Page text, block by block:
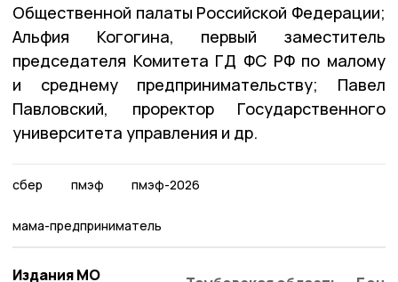
Общественной палаты Российской Федерации;
Альфия Когогина, первый заместитель
председателя Комитета ГД ФС РФ по малому
и среднему предпринимательству; Павел
Павловский, проректор Государственного
университета управления и др.
сбер пмэф пмэф-2026
мама-предприниматель
Издания МО